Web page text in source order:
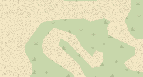
Zasób:
http://
codelist/
w